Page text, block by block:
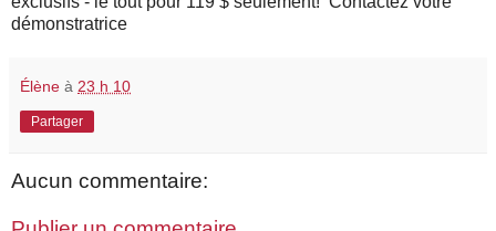
démonstratrice
Élène à 23 h 10
Partager
Aucun commentaire: